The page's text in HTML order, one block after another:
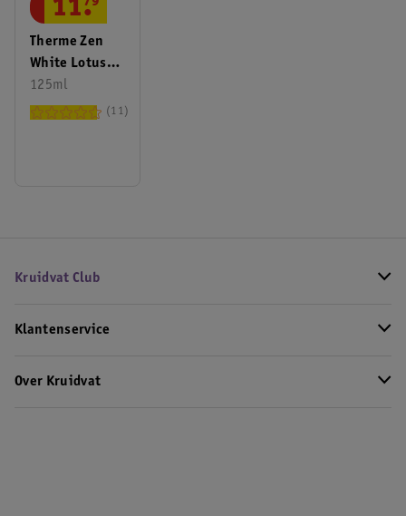
Therme Zen
White Lotus
Massageolie
125ml
11.
11
Kruidvat Club
Klantenservice
Over Kruidvat